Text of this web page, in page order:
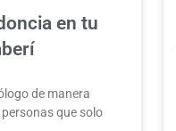
en tu
de manera
que solo